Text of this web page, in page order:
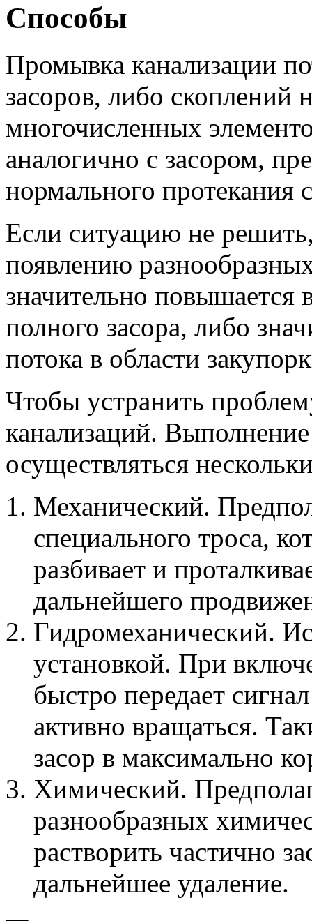
Способы
Промывка канализации
засоров, либо скоплений
многочисленных
аналогично с засором,
нормального протекания
Если ситуацию не
появлению
значительно повышается
полного засора, либо
потока в области
Чтобы устранить
канализаций.
осуществляться
Механический.
специального троса,
разбивает и
дальнейшего
Гидромеханический.
установкой. При
быстро передает
активно вращаться.
засор в максимально
Химический.
разнообразных
растворить частично
дальнейшее удаление.